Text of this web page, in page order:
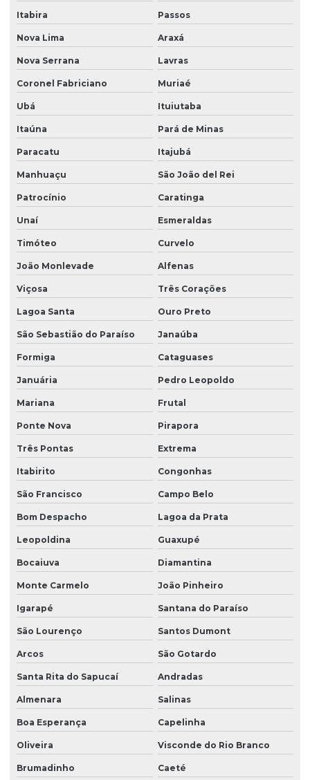
Itabira Passos
Nova Lima Araxá
Nova Serrana Lavras
Coronel Fabriciano Muriaé
Ubá Ituiutaba
Itaúna Pará de Minas
Paracatu Itajubá
Manhuaçu São João del Rei
Patrocínio Caratinga
Unaí Esmeraldas
Timóteo Curvelo
João Monlevade Alfenas
Viçosa Três Corações
Lagoa Santa Ouro Preto
São Sebastião do Paraíso Janaúba
Formiga Cataguases
Januária Pedro Leopoldo
Mariana Frutal
Ponte Nova Pirapora
Três Pontas Extrema
Itabirito Congonhas
São Francisco Campo Belo
Bom Despacho Lagoa da Prata
Leopoldina Guaxupé
Bocaiuva Diamantina
Monte Carmelo João Pinheiro
Igarapé Santana do Paraíso
São Lourenço Santos Dumont
Arcos São Gotardo
Santa Rita do Sapucaí Andradas
Almenara Salinas
Boa Esperança Capelinha
Oliveira Visconde do Rio Branco
Brumadinho Caeté